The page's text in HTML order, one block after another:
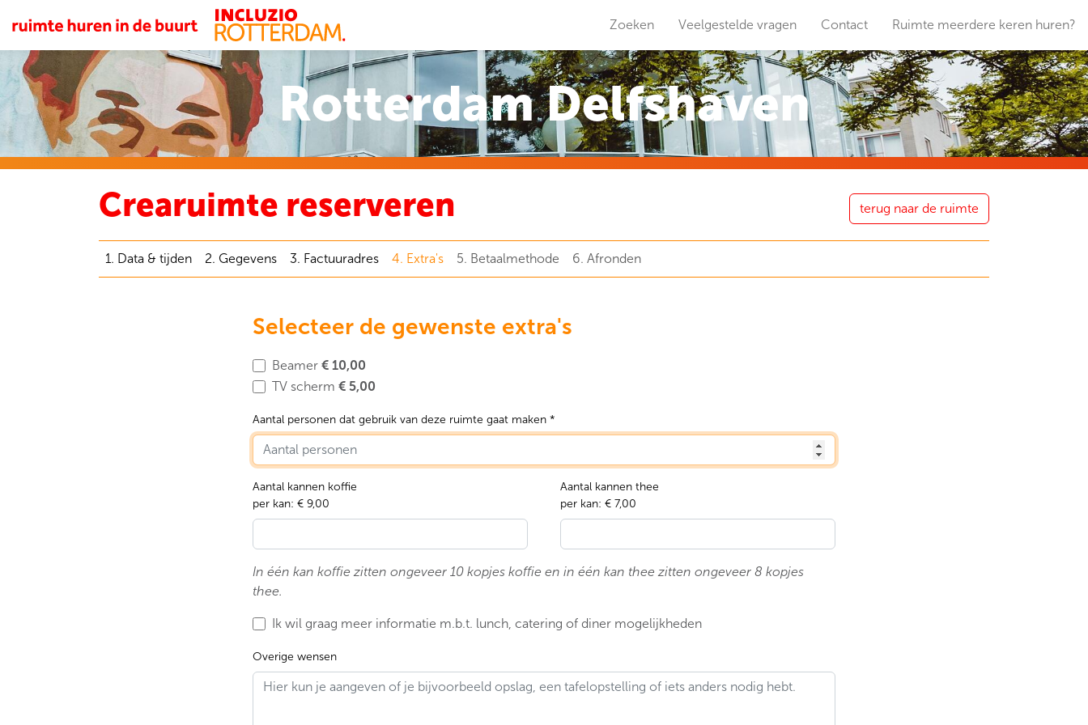
Zoeken Veelgestelde vragen Contact Ruimte meerdere keren huren?
Rotterdam Delfshaven
Crearuimte reserveren terug naar de ruimte
1. Data & tijden 2. Gegevens 3. Factuuradres 4. Extra's 5. Betaalmethode 6. Afronden
Selecteer de gewenste extra's
Beamer € 10,00
TV scherm € 5,00
Aantal personen dat gebruik van deze ruimte gaat maken *
Aantal kannen koffie
per kan: € 9,00
Aantal kannen thee
per kan: € 7,00
In één kan koffie zitten ongeveer 10 kopjes koffie en in één kan thee zitten ongeveer 8 kopjes
thee.
Ik wil graag meer informatie m.b.t. lunch, catering of diner mogelijkheden
Overige wensen